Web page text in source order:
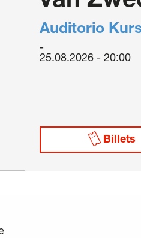
générales d’achat de
Auditorio
25.08.2026 - 20:00
Billets